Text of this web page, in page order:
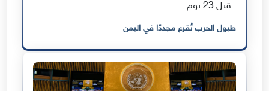
قبل 23 يوم
طبول الحرب تُقرع مجددًا في اليمن